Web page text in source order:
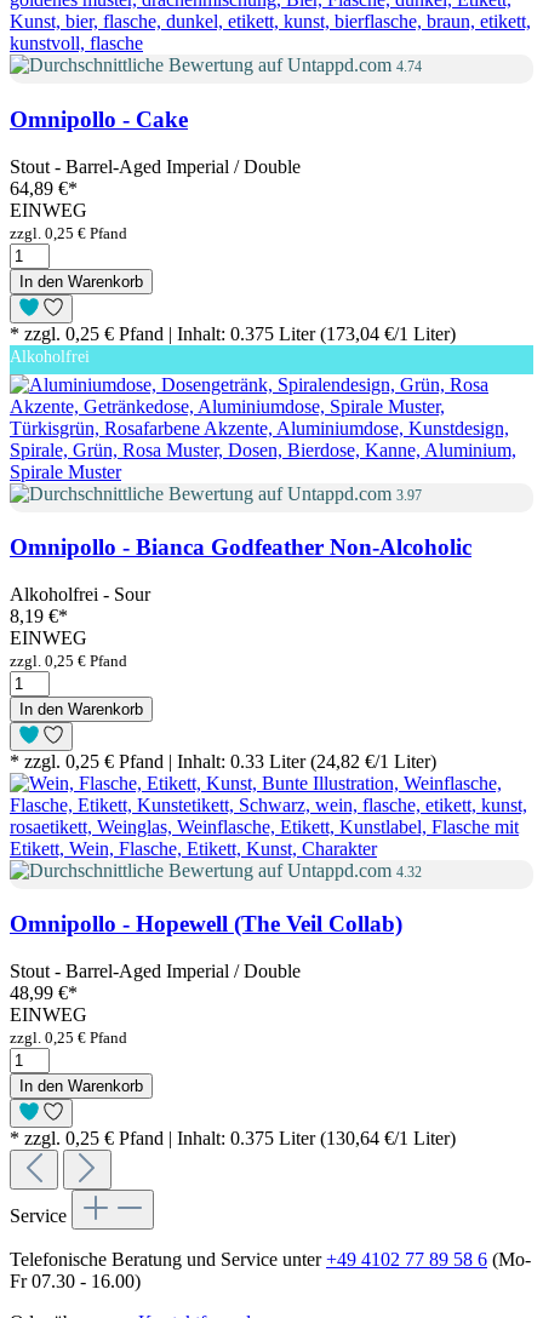
4.74
Omnipollo - Cake
Stout - Barrel-Aged Imperial / Double
64,89 €*
EINWEG
zzgl. 0,25 € Pfand
In den Warenkorb
* zzgl. 0,25 € Pfand | Inhalt: 0.375 Liter (173,04 €/1 Liter)
Alkoholfrei
3.97
Omnipollo - Bianca Godfeather Non-Alcoholic
Alkoholfrei - Sour
8,19 €*
EINWEG
zzgl. 0,25 € Pfand
In den Warenkorb
* zzgl. 0,25 € Pfand | Inhalt: 0.33 Liter (24,82 €/1 Liter)
4.32
Omnipollo - Hopewell (The Veil Collab)
Stout - Barrel-Aged Imperial / Double
48,99 €*
EINWEG
zzgl. 0,25 € Pfand
In den Warenkorb
* zzgl. 0,25 € Pfand | Inhalt: 0.375 Liter (130,64 €/1 Liter)
Service
Telefonische Beratung und Service unter+49 4102 77 89 58 6 (Mo-
Fr 07.30 - 16.00)